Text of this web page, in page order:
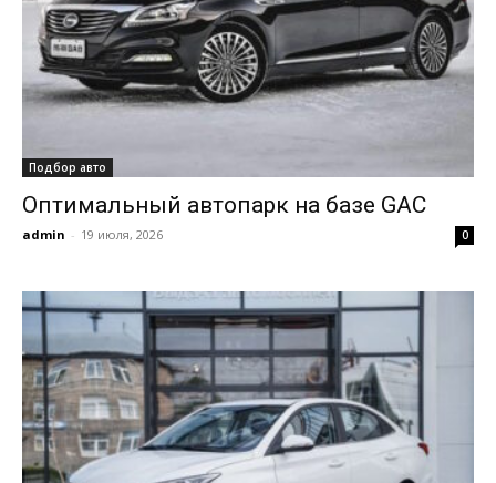
Подбор авто
Оптимальный автопарк на базе GAC
admin - 19 июля, 2026 0